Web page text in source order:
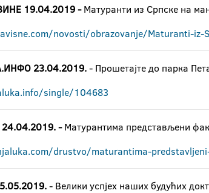
19.04.2019 -Матуранти из Српске на
novosti/obrazovanje/Maturanti-
23.04.2019.- Прошетајте до парка
single/104683
-Матурантима представљени
drustvo/maturantima-
- Велики успјех наших будућих